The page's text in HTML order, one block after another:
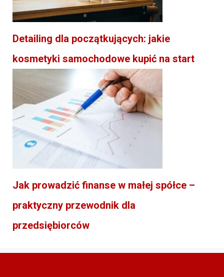
Detailing dla początkujących: jakie
kosmetyki samochodowe kupić na start
Jak prowadzić finanse w małej spółce –
praktyczny przewodnik dla
przedsiębiorców